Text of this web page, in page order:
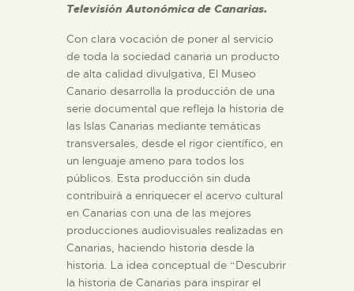
█
EL MUSEO
COLECCIONES
DIDÁCTICA
ESPAÑOL
Televisión Autonómica de Canarias.
Con clara vocación de poner al servicio
de toda la sociedad canaria un producto
de alta calidad divulgativa, El Museo
Canario desarrolla la producción de una
serie documental que refleja la historia de
las Islas Canarias mediante temáticas
transversales, desde el rigor científico, en
un lenguaje ameno para todos los
públicos. Esta producción sin duda
contribuirá a enriquecer el acervo cultural
en Canarias con una de las mejores
producciones audiovisuales realizadas en
Canarias, haciendo historia desde la
historia. La idea conceptual de “Descubrir
la historia de Canarias para inspirar el